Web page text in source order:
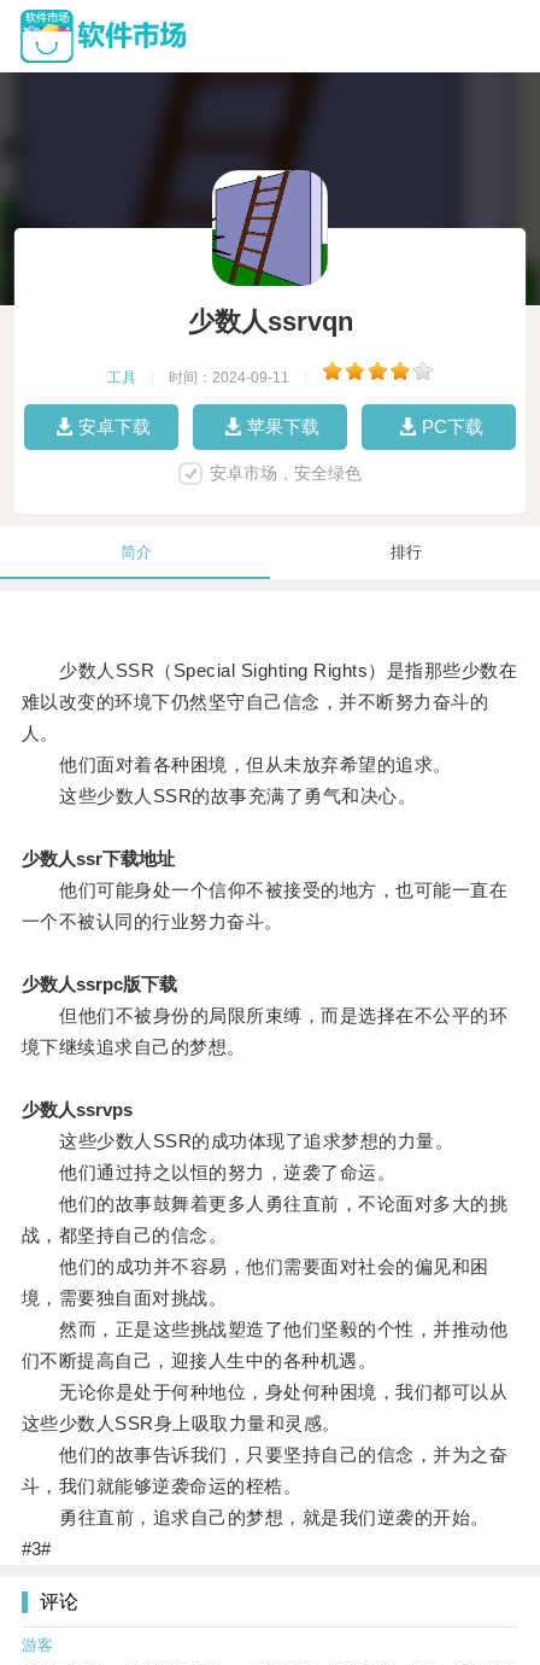
少数人ssrvqn
工具 时间：2024-09-11
安卓下载 苹果下载 PC下载
安卓市场，安全绿色
简介 排行
少数人SSR（Special Sighting Rights）是指那些少数在
难以改变的环境下仍然坚守自己信念，并不断努力奋斗的
人。
他们面对着各种困境，但从未放弃希望的追求。
这些少数人SSR的故事充满了勇气和决心。
少数人ssr下载地址
他们可能身处一个信仰不被接受的地方，也可能一直在
一个不被认同的行业努力奋斗。
少数人ssrpc版下载
但他们不被身份的局限所束缚，而是选择在不公平的环
境下继续追求自己的梦想。
少数人ssrvps
这些少数人SSR的成功体现了追求梦想的力量。
他们通过持之以恒的努力，逆袭了命运。
他们的故事鼓舞着更多人勇往直前，不论面对多大的挑
战，都坚持自己的信念。
他们的成功并不容易，他们需要面对社会的偏见和困
境，需要独自面对挑战。
然而，正是这些挑战塑造了他们坚毅的个性，并推动他
们不断提高自己，迎接人生中的各种机遇。
无论你是处于何种地位，身处何种困境，我们都可以从
这些少数人SSR身上吸取力量和灵感。
他们的故事告诉我们，只要坚持自己的信念，并为之奋
斗，我们就能够逆袭命运的桎梏。
勇往直前，追求自己的梦想，就是我们逆袭的开始。
#3#
评论
游客